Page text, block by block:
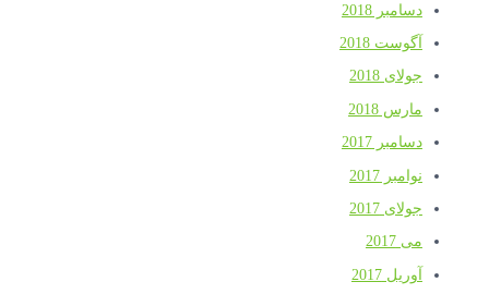
دسامبر 2018
آگوست 2018
جولای 2018
مارس 2018
دسامبر 2017
نوامبر 2017
جولای 2017
می 2017
آوریل 2017